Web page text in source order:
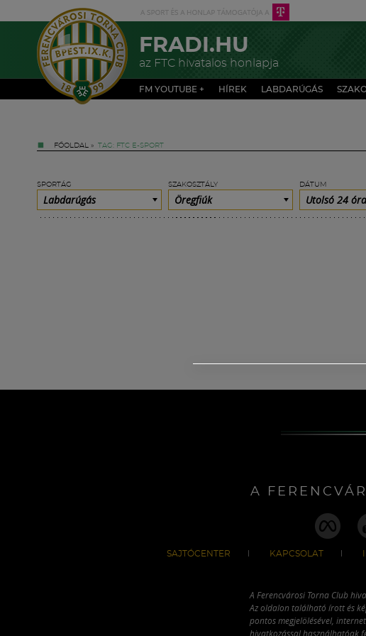
FRADI.HU
az FTC hivatalos honlapja
FM YOUTUBE + HÍREK LABDARÚGÁS
FŐOLDAL » TAG: FTC E-SPORT
SPORTÁG
Labdarúgás
SZAKOSZTÁLY
Öregfiúk
DÁTUM
Utolsó 24 óra
A
SAJTÓCENTER KAPCSOLAT
A Ferencvárosi Torna Club
Az oldalon található írott és
pontos megjelölésével,
hivatkozással használhatóak